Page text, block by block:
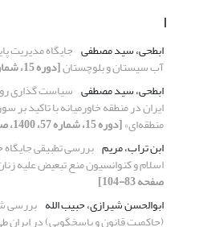
ا
ابطحی، سید مصطفی جایگاه مدیریت
آب سیستان و بلوچستان[دوره 15، شماره 54، 1400، صفحه 61-82]
ابطحی، سید مصطفی سیاست گذاری
ایران در منطقه خاورمیانه با تاکید
منطقه‌ای»[دوره 15، شماره 57، 1400، صفحه 205-222]
ابن تراب، مریم بررسی تطبیقی
اسلام و کنوانسیون منع تبعیض علیه
صفحه 83-104]
ابوالحسن شیرازی، حبیب الله بررسی
(حاکمیت قانون و پاسخگویی) در ایران طی